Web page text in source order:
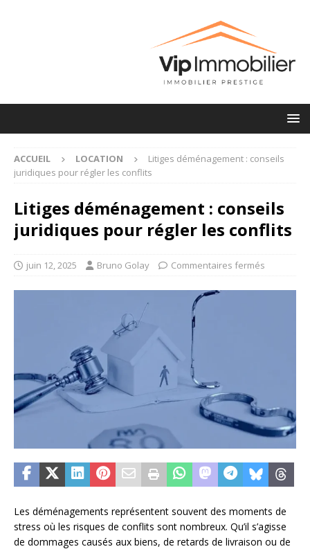
ACCUEIL LOCATION
Litiges déménagement : conseils
juridiques pour régler les conflits
Litiges déménagement : conseils
juridiques pour régler les conflits
juin 12, 2025 Bruno Golay Commentaires fermés
Les déménagements représentent souvent des moments de
stress où les risques de conflits sont nombreux. Qu’il s’agisse
de dommages causés aux biens, de retards de livraison ou de